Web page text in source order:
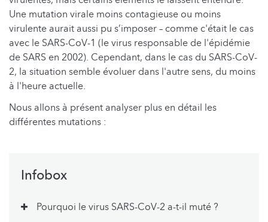
Une mutation virale moins contagieuse ou moins
virulente aurait aussi pu s’imposer – comme c'était le cas
avec le SARS-CoV-1 (le virus responsable de l'épidémie
de SARS en 2002). Cependant, dans le cas du SARS-CoV-
2, la situation semble évoluer dans l'autre sens, du moins
à l'heure actuelle.
Nous allons à présent analyser plus en détail les
différentes mutations :
Infobox
Pourquoi le virus SARS-CoV-2 a-t-il muté ?